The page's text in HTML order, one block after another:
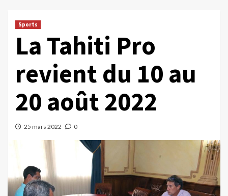
Sports
La Tahiti Pro
revient du 10 au
20 août 2022
25 mars 2022 0